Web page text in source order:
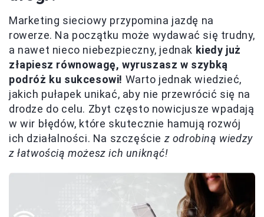
Marketing sieciowy przypomina jazdę na
rowerze. Na początku może wydawać się trudny,
a nawet nieco niebezpieczny, jednak kiedy już
złapiesz równowagę, wyruszasz w szybką
podróż ku sukcesowi! Warto jednak wiedzieć,
jakich pułapek unikać, aby nie przewrócić się na
drodze do celu. Zbyt często nowicjusze wpadają
w wir błędów, które skutecznie hamują rozwój
ich działalności. Na szczęście z odrobiną wiedzy
z łatwością możesz ich uniknąć!